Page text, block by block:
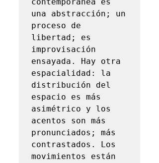
una abstracción; un
proceso de
libertad; es
improvisación
ensayada. Hay otra
espacialidad: la
distribución del
espacio es más
asimétrico y los
acentos son más
pronunciados; más
contrastados. Los
movimientos están